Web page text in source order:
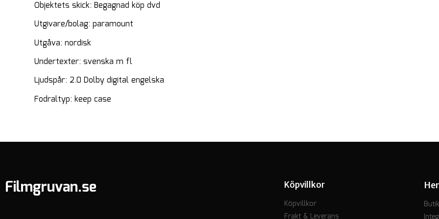
Objektets skick: Begagnad köp dvd
Utgivare/bolag: paramount
Utgåva: nordisk
Undertexter: svenska m fl
Ljudspår: 2.0 Dolby digital engelska
Fodraltyp: keep case
Filmgruvan.se
Köpvillkor
Köpvillkor
Frakt & Leverans
Butik